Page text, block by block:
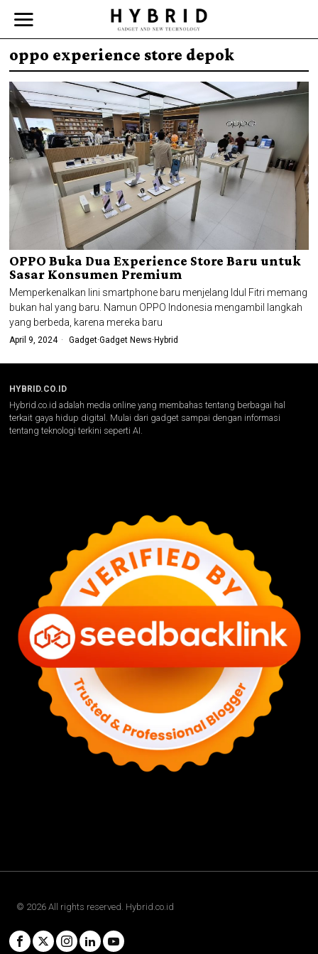
oppo experience store depok
OPPO Buka Dua Experience Store Baru untuk
Sasar Konsumen Premium
Memperkenalkan lini smartphone baru menjelang Idul Fitri memang
bukan hal yang baru. Namun OPPO Indonesia mengambil langkah
yang berbeda, karena mereka baru
April 9, 2024 Gadget·Gadget News·Hybrid
HYBRID.CO.ID
Hybrid.co.id adalah media online yang membahas tentang berbagai hal
terkait gaya hidup digital. Mulai dari gadget sampai dengan informasi
tentang teknologi terkini seperti AI.
© 2026 All rights reserved. Hybrid.co.id